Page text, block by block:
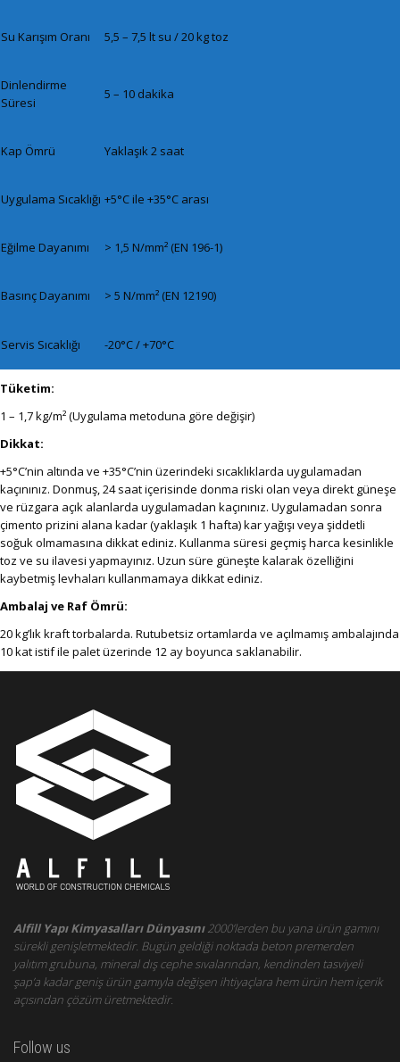
Su Karışım Oranı 5,5 – 7,5 lt su / 20 kg toz
Dinlendirme
Süresi
5 – 10 dakika
Kap Ömrü Yaklaşık 2 saat
Uygulama Sıcaklığı +5°C ile +35°C arası
Eğilme Dayanımı > 1,5 N/mm² (EN 196-1)
Basınç Dayanımı > 5 N/mm² (EN 12190)
Servis Sıcaklığı -20°C / +70°C
Tüketim:
1 – 1,7 kg/m² (Uygulama metoduna göre değişir)
Dikkat:
+5°C’nin altında ve +35°C’nin üzerindeki sıcaklıklarda uygulamadan
kaçınınız. Donmuş, 24 saat içerisinde donma riski olan veya direkt güneşe
ve rüzgara açık alanlarda uygulamadan kaçınınız. Uygulamadan sonra
çimento prizini alana kadar (yaklaşık 1 hafta) kar yağışı veya şiddetli
soğuk olmamasına dikkat ediniz. Kullanma süresi geçmiş harca kesinlikle
toz ve su ilavesi yapmayınız. Uzun süre güneşte kalarak özelliğini
kaybetmiş levhaları kullanmamaya dikkat ediniz.
Ambalaj ve Raf Ömrü:
20 kg’lık kraft torbalarda. Rutubetsiz ortamlarda ve açılmamış ambalajında
10 kat istif ile palet üzerinde 12 ay boyunca saklanabilir.
Alfill Yapı Kimyasalları Dünyasını2000’lerden bu yana ürün gamını
sürekli genişletmektedir. Bugün geldiği noktada beton premerden
yalıtım grubuna, mineral dış cephe sıvalarından, kendinden tasviyeli
şap’a kadar geniş ürün gamıyla değişen ihtiyaçlara hem ürün hem içerik
açısından çözüm üretmektedir.
Follow us